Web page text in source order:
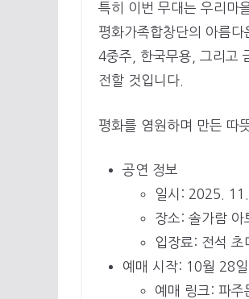
특히 이번 무대는 우리마
평화가족합창단의 아름
4중주, 한국무용, 그리고
전할 것입니다.
평화를 염원하며 만든 따
공연 정보
일시: 2025.
장소: 솔가람 아
입장료: 전석 초
예매 시작: 10월 28
예매 링크: 파